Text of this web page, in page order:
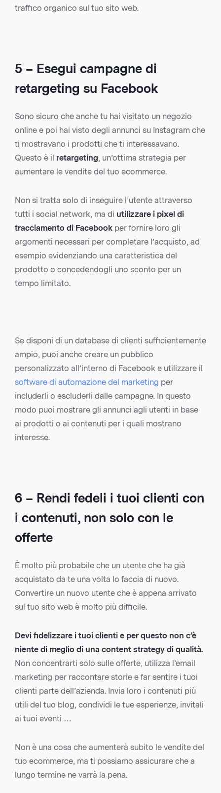
traffico organico sul tuo sito web.
5 – Esegui campagne di
retargeting su Facebook
Sono sicuro che anche tu hai visitato un negozio
online e poi hai visto degli annunci su Instagram che
ti mostravano i prodotti che ti interessavano.
Questo è il retargeting, un’ottima strategia per
aumentare le vendite del tuo ecommerce.
Non si tratta solo di inseguire l’utente attraverso
tutti i social network, ma di utilizzare i pixel di
tracciamento di Facebook per fornire loro gli
argomenti necessari per completare l’acquisto, ad
esempio evidenziando una caratteristica del
prodotto o concedendogli uno sconto per un
tempo limitato.
Se disponi di un database di clienti sufficientemente
ampio, puoi anche creare un pubblico
personalizzato all’interno di Facebook e utilizzare il
software di automazione del marketing per
includerli o escluderli dalle campagne. In questo
modo puoi mostrare gli annunci agli utenti in base
ai prodotti o ai contenuti per i quali mostrano
interesse.
6 – Rendi fedeli i tuoi clienti con
i contenuti, non solo con le
offerte
È molto più probabile che un utente che ha già
acquistato da te una volta lo faccia di nuovo.
Convertire un nuovo utente che è appena arrivato
sul tuo sito web è molto più difficile.
Devi fidelizzare i tuoi clienti e per questo non c’è
niente di meglio di una content strategy di qualità.
Non concentrarti solo sulle offerte, utilizza l’email
marketing per raccontare storie e far sentire i tuoi
clienti parte dell’azienda. Invia loro i contenuti più
utili del tuo blog, condividi le tue esperienze, invitali
ai tuoi eventi …
Non è una cosa che aumenterà subito le vendite del
tuo ecommerce, ma ti possiamo assicurare che a
lungo termine ne varrà la pena.